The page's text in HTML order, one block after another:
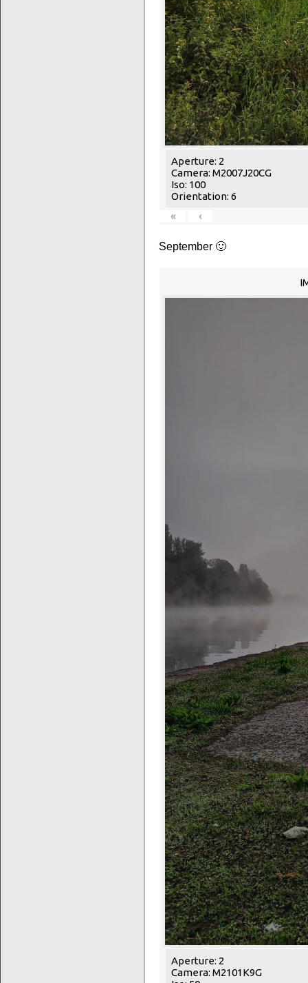
Aperture: 2
Camera: M2007J20CG
Iso: 100
Orientation: 6
«
‹
September 🙂
Aperture: 2
Camera: M2101K9G